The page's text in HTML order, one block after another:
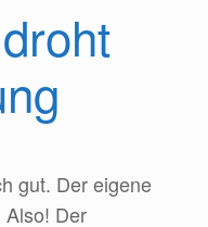
gut. Der eigene
Also! Der